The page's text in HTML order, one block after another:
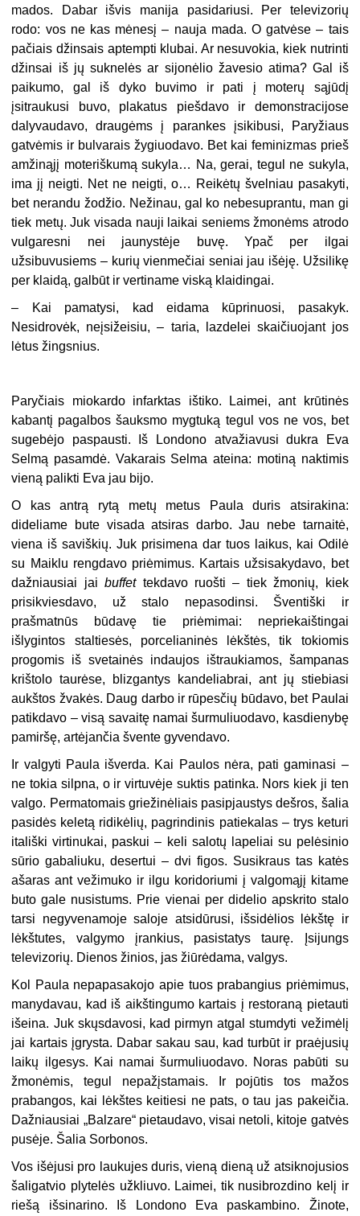
mados. Dabar išvis manija pasidariusi. Per televizorių
rodo: vos ne kas mėnesį – nauja mada. O gatvėse – tais
pačiais džinsais aptempti klubai. Ar nesuvokia, kiek nutrinti
džinsai iš jų suknelės ar sijonėlio žavesio atima? Gal iš
paikumo, gal iš dyko buvimo ir pati į moterų sąjūdį
įsitraukusi buvo, plakatus piešdavo ir demonstracijose
dalyvaudavo, draugėms į parankes įsikibusi, Paryžiaus
gatvėmis ir bulvarais žygiuodavo. Bet kai feminizmas prieš
amžinąjį moteriškumą sukyla… Na, gerai, tegul ne sukyla,
ima jį neigti. Net ne neigti, o… Reikėtų švelniau pasakyti,
bet nerandu žodžio. Nežinau, gal ko nebesuprantu, man gi
tiek metų. Juk visada nauji laikai seniems žmonėms atrodo
vulgaresni nei jaunystėje buvę. Ypač per ilgai
užsibuvusiems – kurių vienmečiai seniai jau išėję. Užsilikę
per klaidą, galbūt ir vertiname viską klaidingai.
–
Kai pamatysi, kad eidama kūprinuosi, pasakyk.
Nesidrovėk, neįsižeisiu, – taria, lazdelei skaičiuojant jos
lėtus žingsnius.
Paryčiais miokardo infarktas ištiko. Laimei, ant krūtinės
kabantį pagalbos šauksmo mygtuką tegul vos ne vos, bet
sugebėjo paspausti. Iš Londono atvažiavusi dukra Eva
Selmą pasamdė. Vakarais Selma ateina: motiną naktimis
vieną palikti Eva jau bijo.
O kas antrą rytą metų metus Paula duris atsirakina:
dideliame bute visada atsiras darbo. Jau nebe tarnaitė,
viena iš saviškių. Juk prisimena dar tuos laikus, kai Odilė
su Maiklu rengdavo priėmimus. Kartais užsisakydavo, bet
dažniausiai jaibuffettekdavo ruošti – tiek žmonių, kiek
prisikviesdavo, už stalo nepasodinsi. Šventiški ir
prašmatnūs būdavę tie priėmimai: nepriekaištingai
išlygintos staltiesės, porcelianinės lėkštės, tik tokiomis
progomis iš svetainės indaujos ištraukiamos, šampanas
krištolo taurėse, blizgantys kandeliabrai, ant jų stiebiasi
aukštos žvakės. Daug darbo ir rūpesčių būdavo, bet Paulai
patikdavo – visą savaitę namai šurmuliuodavo, kasdienybę
pamiršę, artėjančia švente gyvendavo.
Ir valgyti Paula išverda. Kai Paulos nėra, pati gaminasi –
ne tokia silpna, o ir virtuvėje suktis patinka. Nors kiek ji ten
valgo. Permatomais griežinėliais pasipjaustys dešros, šalia
pasidės keletą ridikėlių, pagrindinis patiekalas – trys keturi
itališki virtinukai, paskui – keli salotų lapeliai su pelėsinio
sūrio gabaliuku, desertui – dvi figos. Susikraus tas katės
ašaras ant vežimuko ir ilgu koridoriumi į valgomąjį kitame
buto gale nusistums. Prie vienai per didelio apskrito stalo
tarsi negyvenamoje saloje atsidūrusi, išsidėlios lėkštę ir
lėkštutes, valgymo įrankius, pasistatys taurę. Įsijungs
televizorių. Dienos žinios, jas žiūrėdama, valgys.
Kol Paula nepapasakojo apie tuos prabangius priėmimus,
manydavau, kad iš aikštingumo kartais į restoraną pietauti
išeina. Juk skųsdavosi, kad pirmyn atgal stumdyti vežimėlį
jai kartais įgrysta. Dabar sakau sau, kad turbūt ir praėjusių
laikų ilgesys. Kai namai šurmuliuodavo. Noras pabūti su
žmonėmis, tegul nepažįstamais. Ir pojūtis tos mažos
prabangos, kai lėkštes keitiesi ne pats, o tau jas pakeičia.
Dažniausiai „Balzare“ pietaudavo, visai netoli, kitoje gatvės
pusėje. Šalia Sorbonos.
Vos išėjusi pro laukujes duris, vieną dieną už atsiknojusios
šaligatvio plytelės užkliuvo. Laimei, tik nusibrozdino kelį ir
riešą išsinarino. Iš Londono Eva paskambino. Žinote,